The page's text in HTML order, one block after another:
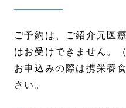
ご予約は、ご紹介元医
はお受けできません。
お申込みの際は携栄養
さい。